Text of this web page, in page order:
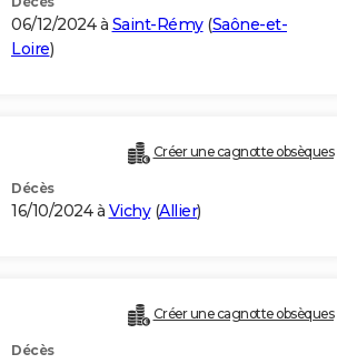
06/12/2024 à Saint-Rémy(Saône-et-
Loire)
Créer une cagnotte obsèques
Décès
16/10/2024 à Vichy(Allier)
Créer une cagnotte obsèques
Décès